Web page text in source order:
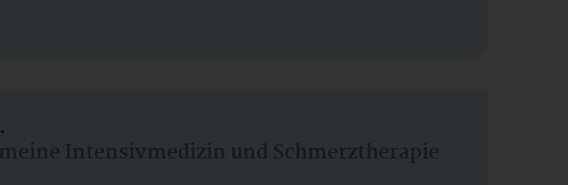
Intensivmedizin und Schmerztherapie